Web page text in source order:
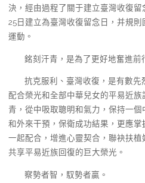
決，經由過程了關于建立臺灣收復留
25日建立為臺灣收復留念日，并規
運動。
銘刻汗青，是為了更好地奮進前
抗克服利、臺灣收復，是有數
配合榮光和全部中華兒女的平易近
青，從中吸取聰明和氣力，保持一個
和外來干預，保衛成功結果，更應
一起配合，增進心靈契合，聯袂扶植
共享平易近族回復的巨大榮光。
察勢者智，馭勢者贏。